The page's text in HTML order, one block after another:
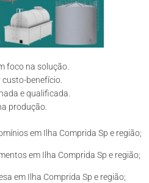
foco na solução.
benefício.
e qualificada.
produção.
em Ilha Comprida Sp e região;
em Ilha Comprida Sp e região;
em Ilha Comprida Sp e região;